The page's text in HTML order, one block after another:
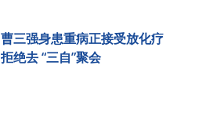
曹三强身患重病正接受放化疗
拒绝去 “三自”聚会